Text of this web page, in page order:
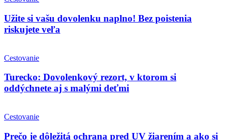
Užite si vašu dovolenku naplno! Bez poistenia
riskujete veľa
Cestovanie
Turecko: Dovolenkový rezort, v ktorom si
oddýchnete aj s malými deťmi
Cestovanie
Prečo je dôležitá ochrana pred UV žiarením a ako si